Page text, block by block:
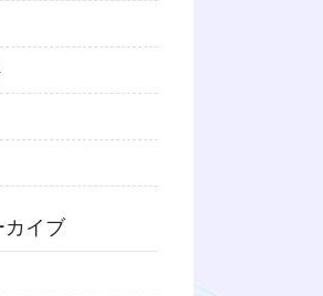
カイブ